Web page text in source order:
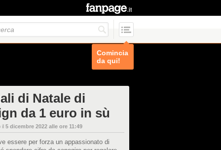
Comincia
da qui!
di Natale di
da 1 euro in sù
il 5 dicembre 2022 alle ore 11:49
essere per forza un appassionato di